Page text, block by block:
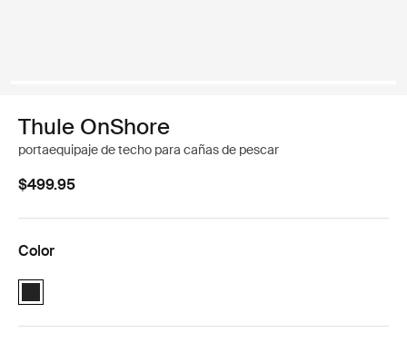
Thule OnShore
portaequipaje de techo para cañas de pescar
$499.95
Color
Thule OnShore Negro (selected)